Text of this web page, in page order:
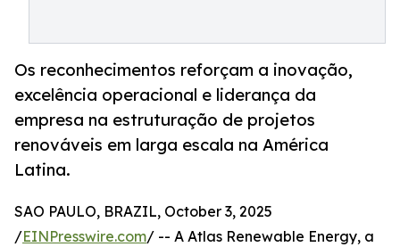
Os reconhecimentos reforçam a inovação,
excelência operacional e liderança da
empresa na estruturação de projetos
renováveis em larga escala na América
Latina.
SAO PAULO, BRAZIL, October 3, 2025
/EINPresswire.com/ -- A Atlas Renewable Energy, a